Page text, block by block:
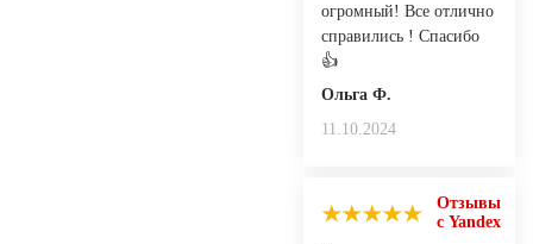
огромный! Все отлично
справились ! Спасибо
👍
Ольга Ф.
11.10.2024
Отзывы
с Yandex